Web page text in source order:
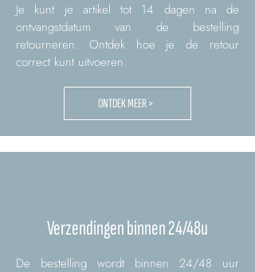
Je kunt je artikel tot 14 dagen na de
ontvangstdatum van de bestelling
retourneren. Ontdek hoe je de retour
correct kunt uitvoeren.
ONTDEK MEER >
Verzendingen binnen 24/48u
De bestelling wordt binnen 24/48 uur